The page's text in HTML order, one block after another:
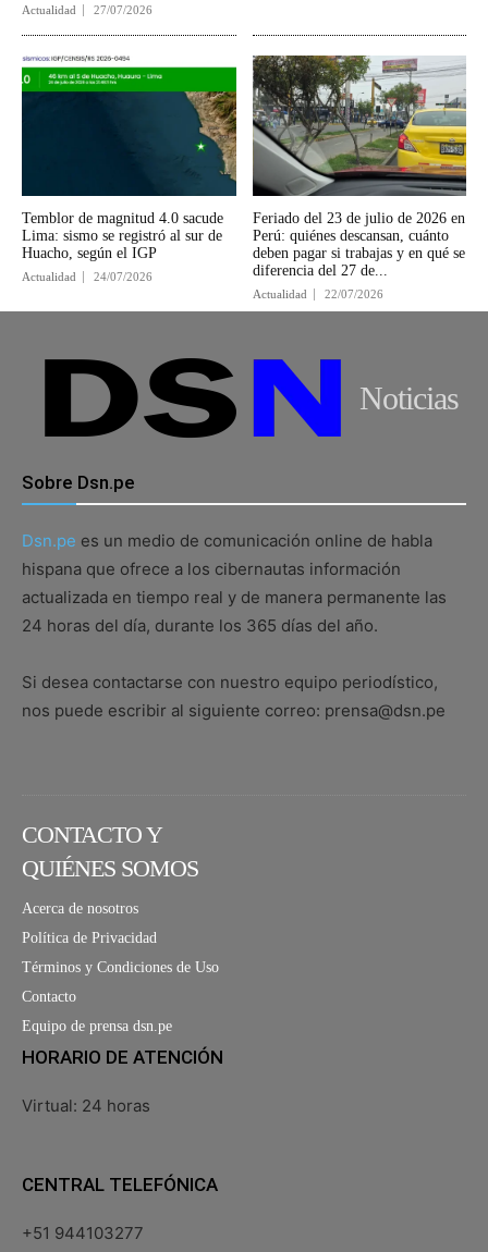
Actualidad 27/07/2026
Temblor de magnitud 4.0 sacude
Lima: sismo se registró al sur de
Huacho, según el IGP
Actualidad 24/07/2026
Feriado del 23 de julio de 2026 en
Perú: quiénes descansan, cuánto
deben pagar si trabajas y en qué se
diferencia del 27 de...
Actualidad 22/07/2026
Noticias
Sobre Dsn.pe
Dsn.pe es un medio de comunicación online de habla
hispana que ofrece a los cibernautas información
actualizada en tiempo real y de manera permanente las
24 horas del día, durante los 365 días del año.
Si desea contactarse con nuestro equipo periodístico,
nos puede escribir al siguiente correo: prensa@dsn.pe
CONTACTO Y
QUIÉNES SOMOS
Acerca de nosotros
Política de Privacidad
Términos y Condiciones de Uso
Contacto
Equipo de prensa dsn.pe
HORARIO DE ATENCIÓN
Virtual: 24 horas
CENTRAL TELEFÓNICA
+51 944103277